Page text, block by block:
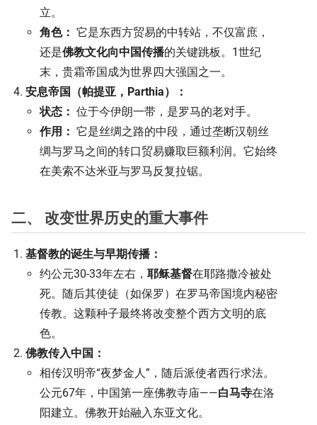
立。
角色： 它是东西方贸易的中转站，不仅富庶，
还是佛教文化向中国传播的关键跳板。1世纪
末，贵霜帝国成为世界四大强国之一。
安息帝国（帕提亚，Parthia）：
状态： 位于今伊朗一带，是罗马的老对手。
作用： 它是丝绸之路的中段，通过垄断汉朝丝
绸与罗马之间的转口贸易赚取巨额利润。它始终
在美索不达米亚与罗马反复拉锯。
二、 改变世界历史的重大事件
基督教的诞生与早期传播：
约公元30-33年左右， 耶稣基督在耶路撒冷被处
死。随后其使徒（如保罗）在罗马帝国境内秘密
传教。这颗种子最终将改变整个西方文明的底
色。
佛教传入中国：
相传汉明帝“夜梦金人”，随后派使者西行求法。
公元67年，中国第一座佛教寺庙——白马寺在洛
阳建立。佛教开始融入东亚文化。